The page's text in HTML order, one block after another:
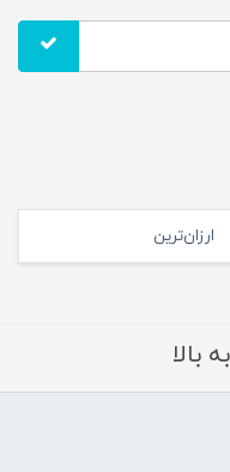
ارزان‌ترین
بالا